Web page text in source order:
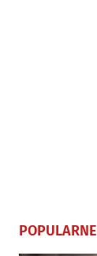
POPULARNE